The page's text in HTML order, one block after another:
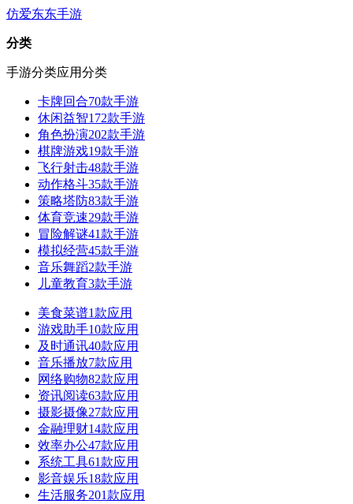
仿爱东东手游
分类
手游分类应用分类
卡牌回合70款手游
休闲益智172款手游
角色扮演202款手游
棋牌游戏19款手游
飞行射击48款手游
动作格斗35款手游
策略塔防83款手游
体育竞速29款手游
冒险解谜41款手游
模拟经营45款手游
音乐舞蹈2款手游
儿童教育3款手游
美食菜谱1款应用
游戏助手10款应用
及时通讯40款应用
音乐播放7款应用
网络购物82款应用
资讯阅读63款应用
摄影摄像27款应用
金融理财14款应用
效率办公47款应用
系统工具61款应用
影音娱乐18款应用
生活服务201款应用